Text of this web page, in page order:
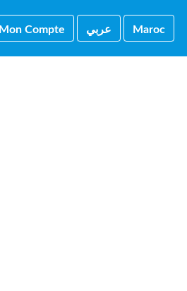
Mon Compte ﻋﺮﺑﻲ Maroc